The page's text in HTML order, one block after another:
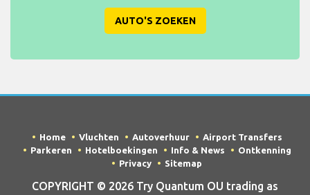
AUTO'S ZOEKEN
Home Vluchten Autoverhuur
Airport Transfers
Parkeren
Hotelboekingen Info & News
Ontkenning
Privacy
Sitemap
COPYRIGHT © 2026 Try Quantum OU trading as